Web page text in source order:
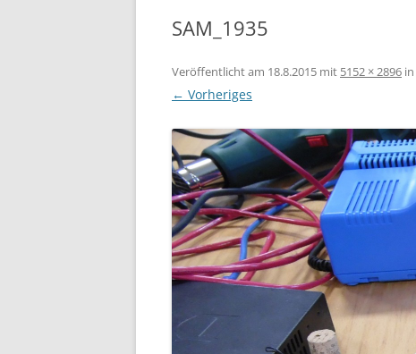
SAM_1935
Veröffentlicht am 18.8.2015 mit 5152 × 2896 in
← Vorheriges